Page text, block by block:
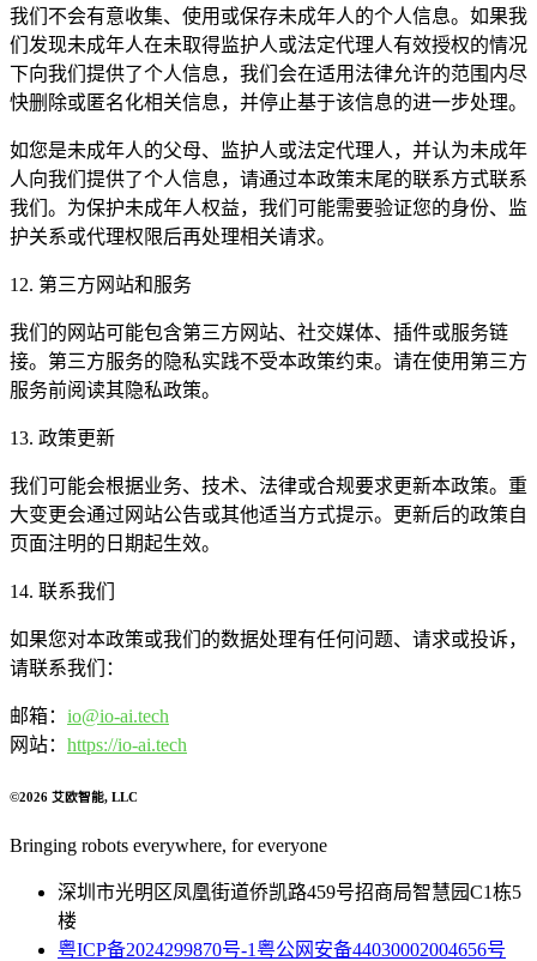
我们不会有意收集、使用或保存未成年人的个人信息。如果我
们发现未成年人在未取得监护人或法定代理人有效授权的情况
下向我们提供了个人信息，我们会在适用法律允许的范围内尽
快删除或匿名化相关信息，并停止基于该信息的进一步处理。
如您是未成年人的父母、监护人或法定代理人，并认为未成年
人向我们提供了个人信息，请通过本政策末尾的联系方式联系
我们。为保护未成年人权益，我们可能需要验证您的身份、监
护关系或代理权限后再处理相关请求。
12. 第三方网站和服务
我们的网站可能包含第三方网站、社交媒体、插件或服务链
接。第三方服务的隐私实践不受本政策约束。请在使用第三方
服务前阅读其隐私政策。
13. 政策更新
我们可能会根据业务、技术、法律或合规要求更新本政策。重
大变更会通过网站公告或其他适当方式提示。更新后的政策自
页面注明的日期起生效。
14. 联系我们
如果您对本政策或我们的数据处理有任何问题、请求或投诉，
请联系我们：
邮箱： io@io-ai.tech
网站： https://io-ai.tech
©2026 艾欧智能, LLC
Bringing robots everywhere, for everyone
深圳市光明区凤凰街道侨凯路459号招商局智慧园C1栋5
楼
粤ICP备2024299870号-1 粤公网安备44030002004656号